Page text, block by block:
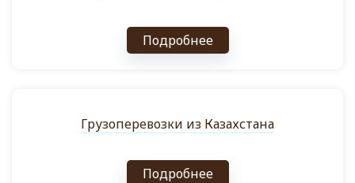
Подробнее
Грузоперевозки из Казахстана
Подробнее